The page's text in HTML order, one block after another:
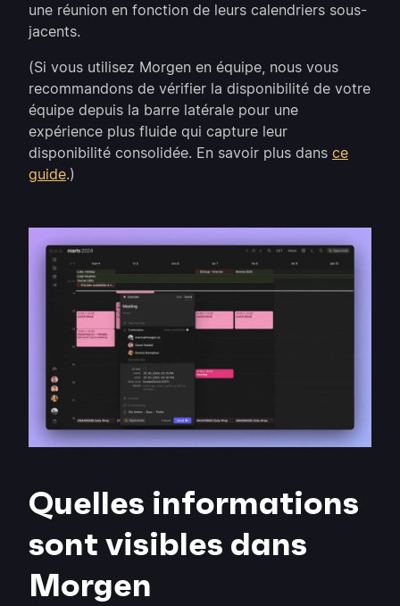
une réunion en fonction de leurs calendriers sous-
jacents.
(Si vous utilisez Morgen en équipe, nous vous
recommandons de vérifier la disponibilité de votre
équipe depuis la barre latérale pour une
expérience plus fluide qui capture leur
disponibilité consolidée. En savoir plus dans ce
guide.)
Quelles informations
sont visibles dans
Morgen